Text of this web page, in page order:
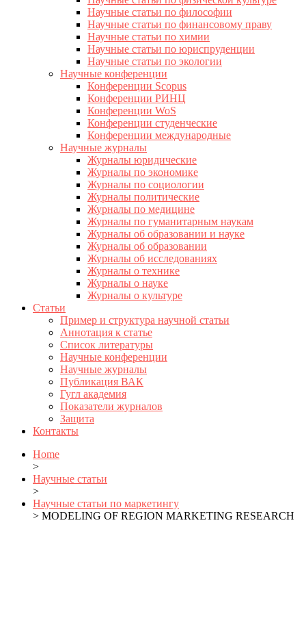
Научные статьи по философии
Научные статьи по финансовому праву
Научные статьи по химии
Научные статьи по юриспруденции
Научные статьи по экологии
Научные конференции
Конференции Scopus
Конференции РИНЦ
Конференции WoS
Конференции студенческие
Конференции международные
Научные журналы
Журналы юридические
Журналы по экономике
Журналы по социологии
Журналы политические
Журналы по медицине
Журналы по гуманитарным наукам
Журналы об образовании и науке
Журналы об образовании
Журналы об исследованиях
Журналы о технике
Журналы о науке
Журналы о культуре
Статьи
Пример и структура научной статьи
Аннотация к статье
Список литературы
Научные конференции
Научные журналы
Публикация ВАК
Гугл академия
Показатели журналов
Защита
Контакты
Home
>
Научные статьи
>
Научные статьи по маркетингу
> MODELING OF REGION MARKETING RESEARCH